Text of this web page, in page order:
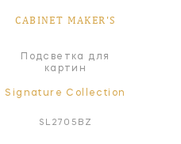
CABINET MAKER'S
Подсветка для
картин
Signature Collection
SL2705BZ